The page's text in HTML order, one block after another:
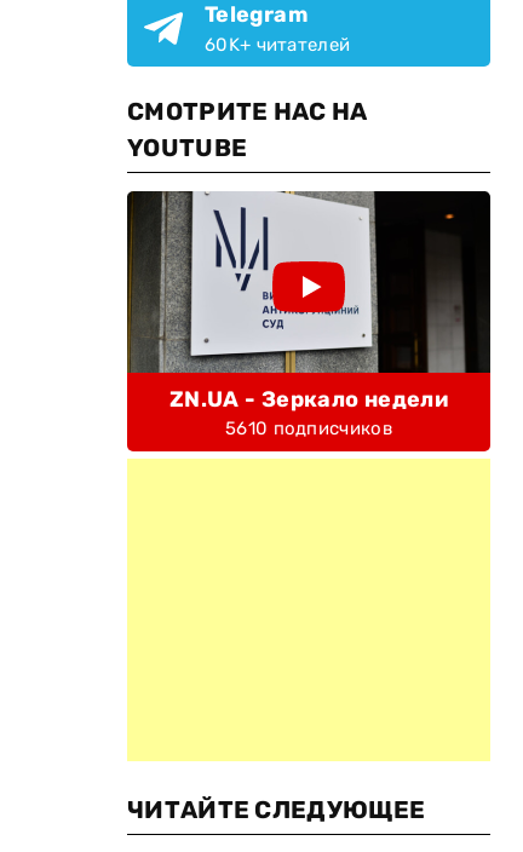
Telegram
60K+ читателей
СМОТРИТЕ НАС НА
YOUTUBE
ZN.UA - Зеркало недели
5610 подписчиков
ЧИТАЙТЕ СЛЕДУЮЩЕЕ